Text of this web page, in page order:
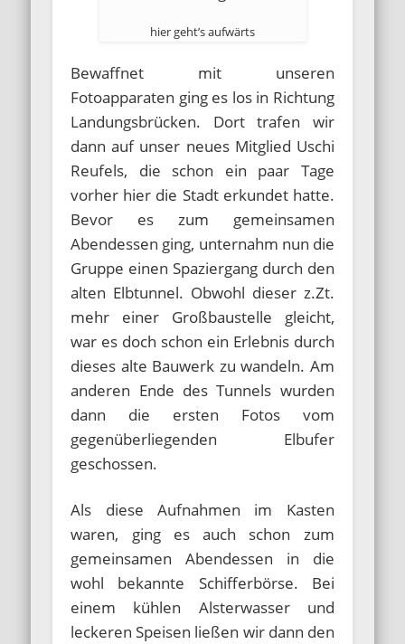
hier geht’s aufwärts
Bewaffnet mit unseren
Fotoapparaten ging es los in Richtung
Landungsbrücken. Dort trafen wir
dann auf unser neues Mitglied Uschi
Reufels, die schon ein paar Tage
vorher hier die Stadt erkundet hatte.
Bevor es zum gemeinsamen
Abendessen ging, unternahm nun die
Gruppe einen Spaziergang durch den
alten Elbtunnel. Obwohl dieser z.Zt.
mehr einer Großbaustelle gleicht,
war es doch schon ein Erlebnis durch
dieses alte Bauwerk zu wandeln. Am
anderen Ende des Tunnels wurden
dann die ersten Fotos vom
gegenüberliegenden Elbufer
geschossen.
Als diese Aufnahmen im Kasten
waren, ging es auch schon zum
gemeinsamen Abendessen in die
wohl bekannte Schifferbörse. Bei
einem kühlen Alsterwasser und
leckeren Speisen ließen wir dann den